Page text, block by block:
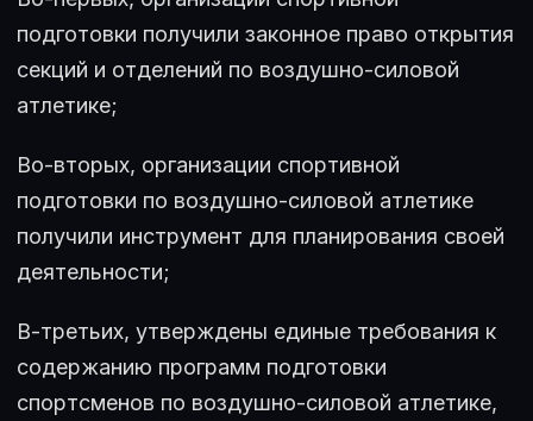
подготовки получили законное право открытия
секций и отделений по воздушно-силовой
атлетике;
Во-вторых, организации спортивной
подготовки по воздушно-силовой атлетике
получили инструмент для планирования своей
деятельности;
В-третьих, утверждены единые требования к
содержанию программ подготовки
спортсменов по воздушно-силовой атлетике,